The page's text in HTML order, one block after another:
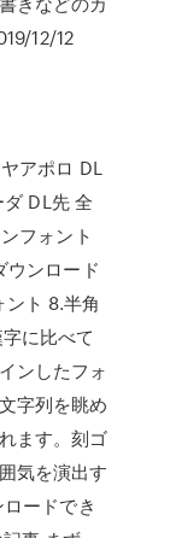
12/12
アポロ DL
DL先 全
フォント
ウンロード
ト 8.半角
に比べて
ンしたフォ
字列を眺め
ます。刻ゴ
気を演出す
ードでき